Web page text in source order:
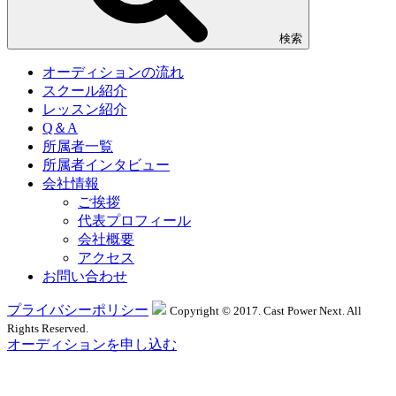
検索
オーディションの流れ
スクール紹介
レッスン紹介
Q＆A
所属者一覧
所属者インタビュー
会社情報
ご挨拶
代表プロフィール
会社概要
アクセス
お問い合わせ
プライバシーポリシー
Copyright © 2017. Cast Power Next. All
Rights Reserved.
オーディションを申し込む